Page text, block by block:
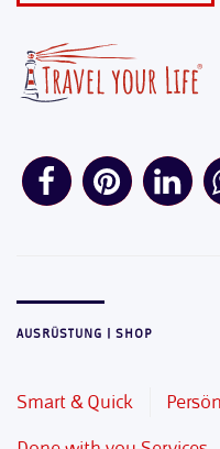
AUSRÜSTUNG | SHOP
Smart & Quick